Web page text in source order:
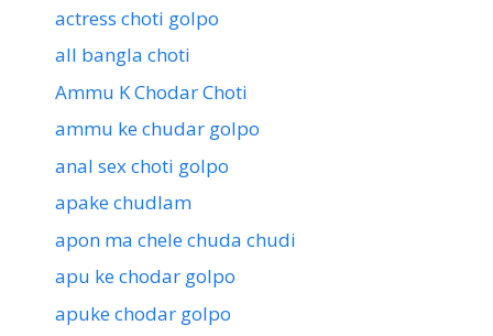
actress choti golpo
all bangla choti
Ammu K Chodar Choti
ammu ke chudar golpo
anal sex choti golpo
apake chudlam
apon ma chele chuda chudi
apu ke chodar golpo
apuke chodar golpo